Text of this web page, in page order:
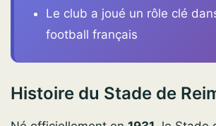
Le club a joué un rôle clé
football français
Histoire du Stade de